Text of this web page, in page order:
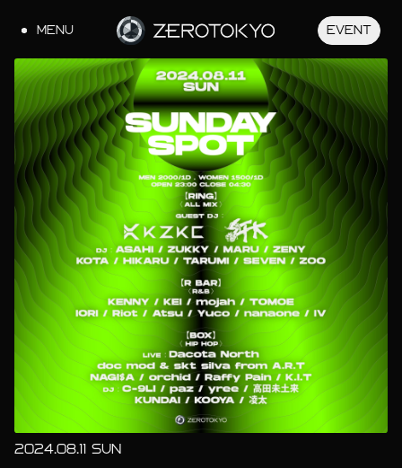
MENU EVENT
JA
2024.08.11 SUN